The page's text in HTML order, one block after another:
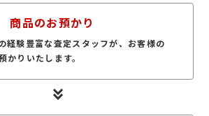
商品のお預かり
経験豊富な査定スタッフが、お客様の
かりいたします。